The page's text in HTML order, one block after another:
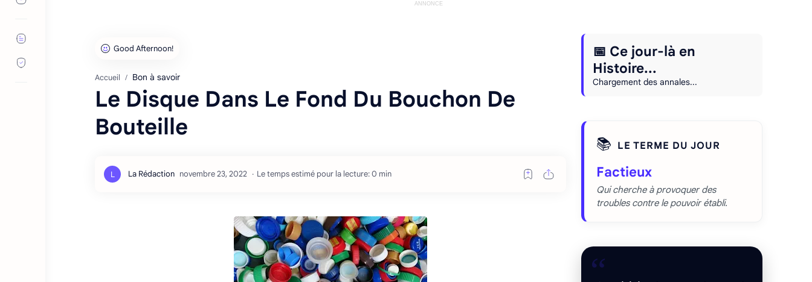
ANNONCE
Accueil Bon à savoir
Le Disque Dans Le Fond Du Bouchon De
Bouteille
Le temps estimé pour la lecture: 0 min
📅 Ce jour-là en
Histoire...
Chargement des annales...
📚 LE TERME DU JOUR
Factieux
Qui cherche à provoquer des
troubles contre le pouvoir établi.
“